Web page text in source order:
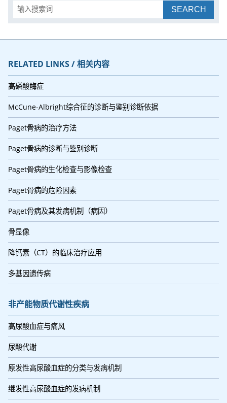
SEARCH
RELATED LINKS / 相关内容
高磷酸酶症
McCune-Albright综合征的诊断与鉴别诊断依据
Paget骨病的治疗方法
Paget骨病的诊断与鉴别诊断
Paget骨病的生化检查与影像检查
Paget骨病的危险因素
Paget骨病及其发病机制（病因）
骨显像
降钙素（CT）的临床治疗应用
多基因遗传病
非产能物质代谢性疾病
高尿酸血症与痛风
尿酸代谢
原发性高尿酸血症的分类与发病机制
继发性高尿酸血症的发病机制